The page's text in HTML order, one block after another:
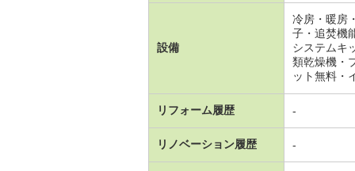
設備
冷房・暖房
子・追焚機
システムキ
類乾燥機・
ット無料・
リフォーム履歴 -
リノベーション履歴 -